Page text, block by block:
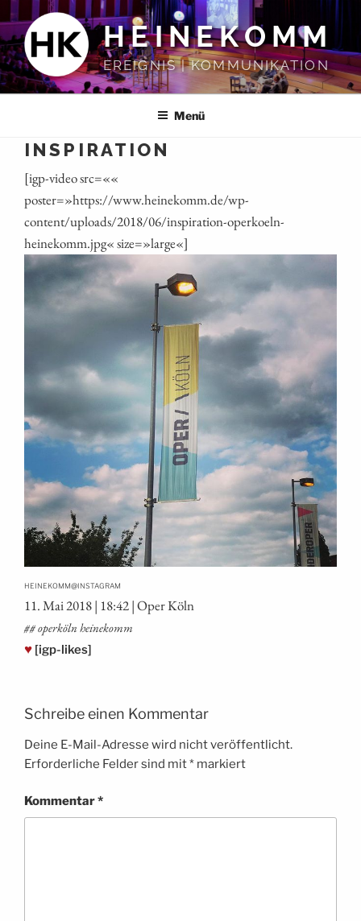
Inhalt
springen
HEINEKOMM
EREIGNIS | KOMMUNIKATION
Menü
INSPIRATION
[igp-video src=««
poster=»https://www.heinekomm.de/wp-
content/uploads/2018/06/inspiration-operkoeln-
heinekomm.jpg« size=»large«]
HEINEKOMM@INSTAGRAM
11. Mai 2018 | 18:42 | Oper Köln
## operköln heinekomm
♥ [igp-likes]
Schreibe einen Kommentar
Deine E-Mail-Adresse wird nicht veröffentlicht.
Erforderliche Felder sind mit* markiert
Kommentar*